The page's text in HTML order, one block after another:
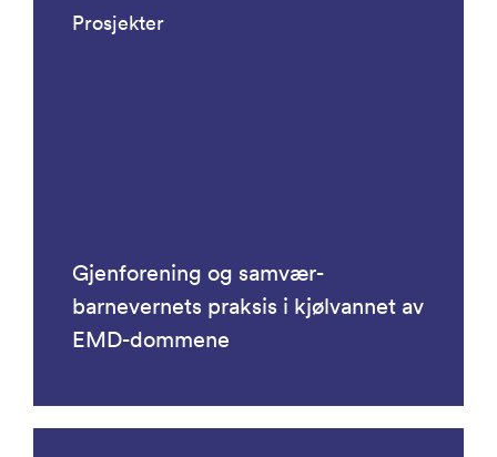
Prosjekter
Gjenforening og samvær-
barnevernets praksis i kjølvannet av
EMD-dommene